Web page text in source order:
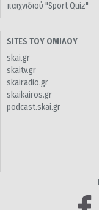
παιχνιδιού "Sport Quiz"
SITES ΤΟΥ ΟΜΙΛΟΥ
skai.gr
skaitv.gr
skairadio.gr
skaikairos.gr
podcast.skai.gr